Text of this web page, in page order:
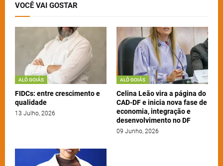
VOCÊ VAI GOSTAR
ALÔ GOIÁS
FIDCs: entre crescimento e
qualidade
13 Julho, 2026
ALÔ GOIÁS
Celina Leão vira a página do
CAD-DF e inicia nova fase de
economia, integração e
desenvolvimento no DF
09 Junho, 2026